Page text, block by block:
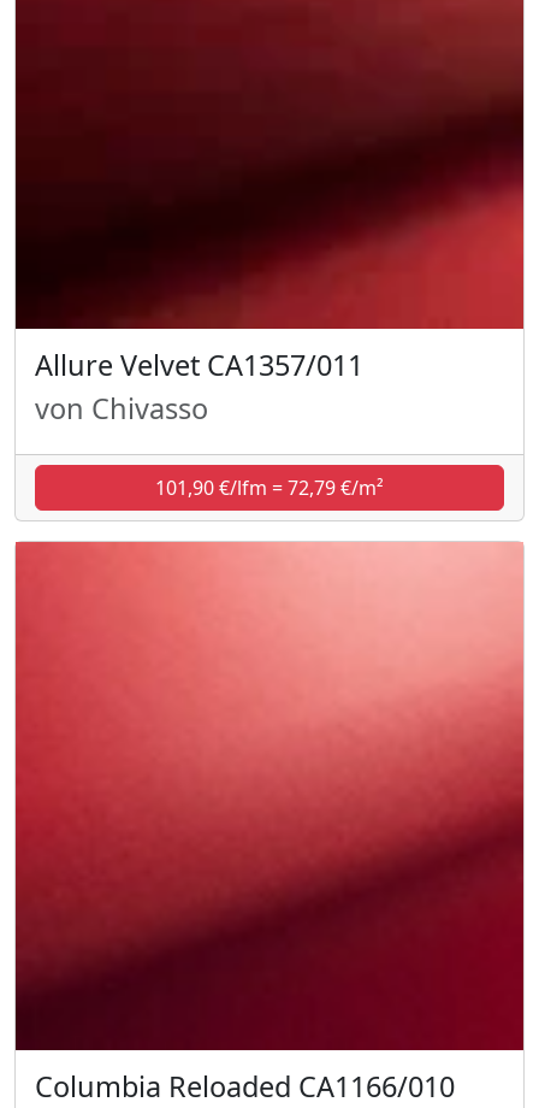
Allure Velvet CA1357/011
von Chivasso
101,90 €/lfm = 72,79 €/m²
Columbia Reloaded CA1166/010